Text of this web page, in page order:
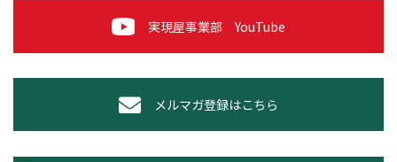
実現屋事業部 YouTube
メルマガ登録はこちら